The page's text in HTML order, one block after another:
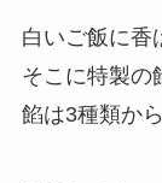
白いご飯に香
そこに特製の
餡は3種類か